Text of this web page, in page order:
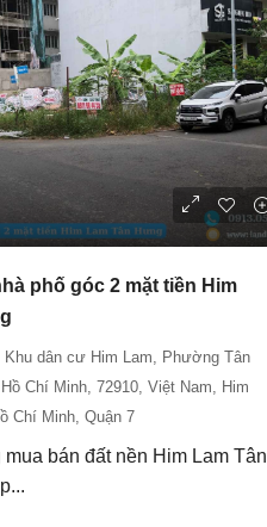
phố góc 2 mặt tiền Him
Khu dân cư Him Lam, Phường Tân
Chí Minh, 72910, Việt Nam, Him
Chí Minh, Quận 7
bán đất nền Him Lam Tân